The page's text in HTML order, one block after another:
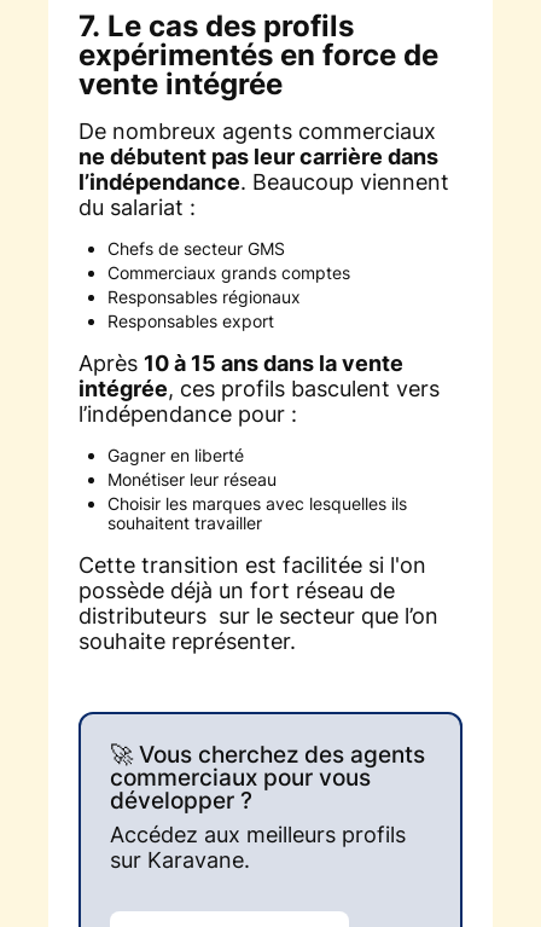
7. Le cas des profils
expérimentés en force de
vente intégrée
De nombreux agents commerciaux
ne débutent pas leur carrière dans
l’indépendance. Beaucoup viennent
du salariat :
Chefs de secteur GMS
Commerciaux grands comptes
Responsables régionaux
Responsables export
Après 10 à 15 ans dans la vente
intégrée, ces profils basculent vers
l’indépendance pour :
Gagner en liberté
Monétiser leur réseau
Choisir les marques avec lesquelles ils
souhaitent travailler
Cette transition est facilitée si l'on
possède déjà un fort réseau de
distributeurs sur le secteur que l’on
souhaite représenter.
🚀 Vous cherchez des agents
commerciaux pour vous
développer ?
Accédez aux meilleurs profils
sur Karavane.